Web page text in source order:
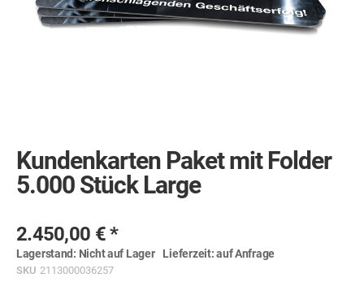
beginning
of
the
Kundenkarten Paket mit Folder
5.000 Stück Large
2.450,00 €
Lagerstand: Nicht auf Lager Lieferzeit:auf Anfrage
SKU 2113000036257